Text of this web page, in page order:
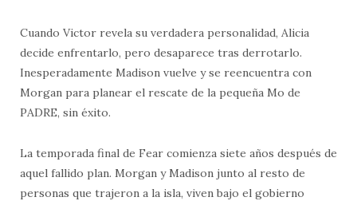
Cuando Victor revela su verdadera personalidad, Alicia
decide enfrentarlo, pero desaparece tras derrotarlo.
Inesperadamente Madison vuelve y se reencuentra con
Morgan para planear el rescate de la pequeña Mo de
PADRE, sin éxito.
La temporada final de Fear comienza siete años después de
aquel fallido plan. Morgan y Madison junto al resto de
personas que trajeron a la isla, viven bajo el gobierno